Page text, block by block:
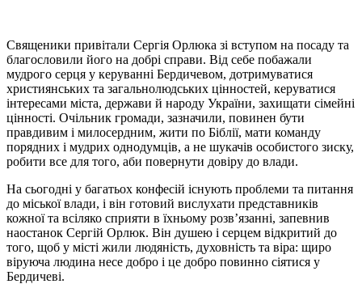
Священики привітали Сергія Орлюка зі вступом на посаду та
благословили його на добрі справи. Від себе побажали
мудрого серця у керуванні Бердичевом, дотримуватися
християнських та загальнолюдських цінностей, керуватися
інтересами міста, держави й народу України, захищати сімейні
цінності. Очільник громади, зазначили, повинен бути
правдивим і милосердним, жити по Біблії, мати команду
порядних і мудрих однодумців, а не шукачів особистого зиску,
робити все для того, аби повернути довіру до влади.
На сьогодні у багатьох конфесій існують проблеми та питання
до міської влади, і він готовий вислухати представників
кожної та всіляко сприяти в їхньому розв’язанні, запевнив
наостанок Сергій Орлюк. Він душею і серцем відкритий до
того, щоб у місті жили людяність, духовність та віра: щиро
віруюча людина несе добро і це добро повинно сіятися у
Бердичеві.